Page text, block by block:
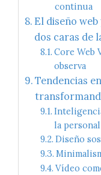
continua
El diseño
dos caras de
Core Web
observa
Tendencias
la
Diseño
Vídeo